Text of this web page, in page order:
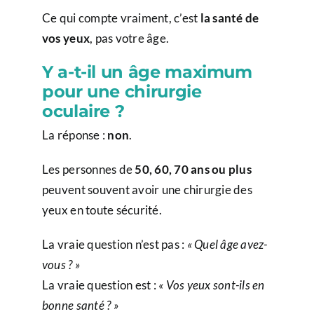
Ce qui compte vraiment, c’est la santé de
vos yeux, pas votre âge.
Y a-t-il un âge maximum
pour une chirurgie
oculaire ?
La réponse : non.
Les personnes de50, 60, 70 ans ou plus
peuvent souvent avoir une chirurgie des
yeux en toute sécurité.
La vraie question n’est pas : « Quel âge avez-
vous ? »
La vraie question est : « Vos yeux sont-ils en
bonne santé ? »